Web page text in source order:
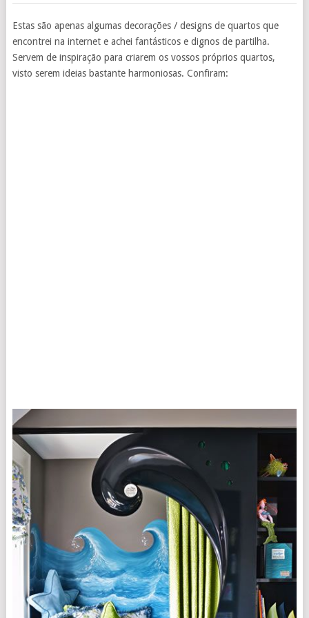
Estas são apenas algumas decorações / designs de quartos que
encontrei na internet e achei fantásticos e dignos de partilha.
Servem de inspiração para criarem os vossos próprios quartos,
visto serem ideias bastante harmoniosas. Confiram: